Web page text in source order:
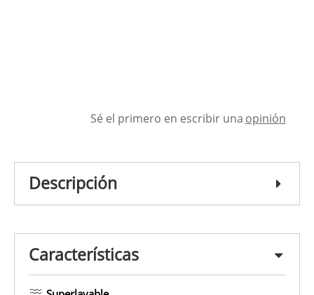
Sé el primero en escribir una opinión
Descripción
Características